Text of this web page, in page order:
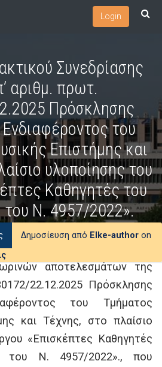
Login
Συνεδρίασης
αριθμ. πρωτ.
Πρόσκλησης
του
Επιστήμης και
υλοποίησης του
Καθηγητές του
Ν. 4957/2022».
Δημοσίευση από Elke-author on
αποτελεσμάτων της
22.12.2025 Πρόσκλησης
του Τμήματος
και Τέχνης, στο πλαίσιο
«Επισκέπτες Καθηγητές
του Ν. 4957/2022»., που